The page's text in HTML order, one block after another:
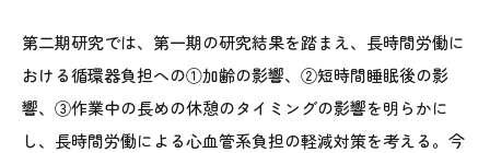
第二期研究では、第一期の研究結果を踏まえ、長時間労働に
おける循環器負担への①加齢の影響、②短時間睡眠後の影
響、③作業中の長めの休憩のタイミングの影響を明らかに
し、長時間労働による心血管系負担の軽減対策を考える。今